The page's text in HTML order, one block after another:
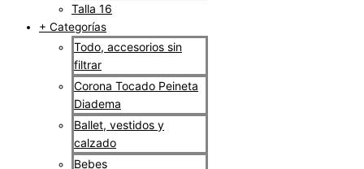
Talla 16
+ Categorías
Todo, accesorios sin
filtrar
Corona Tocado Peineta
Diadema
Ballet, vestidos y
calzado
Bebes